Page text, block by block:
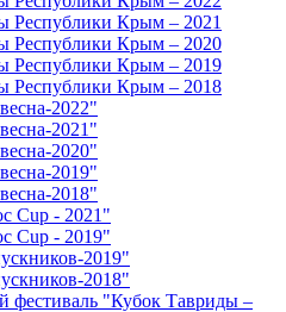
Республики Крым – 2021
Республики Крым – 2020
Республики Крым – 2019
Республики Крым – 2018
2022"
2021"
2020"
2019"
2018"
Cup - 2021"
Cup - 2019"
2019"
2018"
фестиваль "Кубок Тавриды –